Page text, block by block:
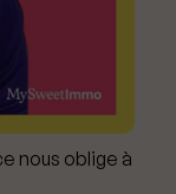
nous oblige à